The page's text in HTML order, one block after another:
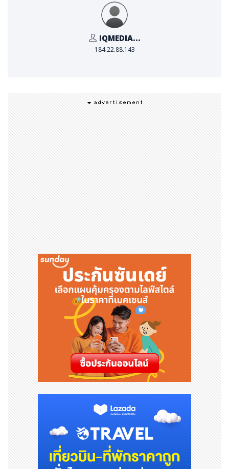
* ผู้ชนะรางวัล สกี เอเชีย อวอร์ดส์ ประจำปี 2566 https://s
kiasia.com/guides/2023-ski-asia-awards-winner
IQMEDIA...
184.22.88.143